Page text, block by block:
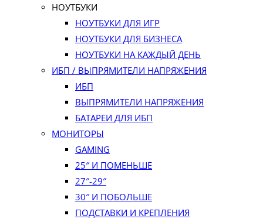
НОУТБУКИ
НОУТБУКИ ДЛЯ ИГР
НОУТБУКИ ДЛЯ БИЗНЕСА
НОУТБУКИ НА КАЖДЫЙ ДЕНЬ
ИБП / ВЫПРЯМИТЕЛИ НАПРЯЖЕНИЯ
ИБП
ВЫПРЯМИТЕЛИ НАПРЯЖЕНИЯ
БАТАРЕИ ДЛЯ ИБП
МОНИТОРЫ
GAMING
25″ И ПОМЕНЬШЕ
27″-29″
30″ И ПОБОЛЬШЕ
ПОДСТАВКИ И КРЕПЛЕНИЯ